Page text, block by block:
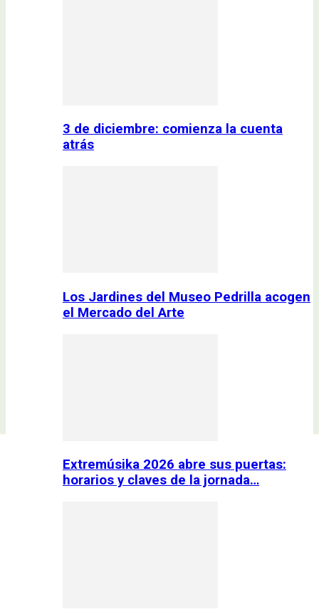
3 de diciembre: comienza la cuenta
atrás
Los Jardines del Museo Pedrilla acogen
el Mercado del Arte
Extremúsika 2026 abre sus puertas:
horarios y claves de la jornada…